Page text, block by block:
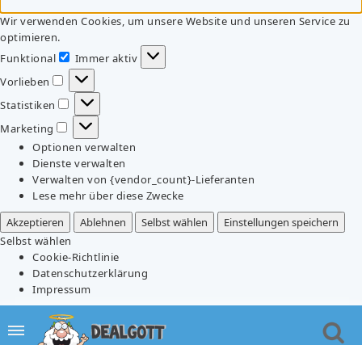
Wir verwenden Cookies, um unsere Website und unseren Service zu
optimieren.
Funktional
Funktional
Immer aktiv
Vorlieben
Vorlieben
Statistiken
Statistiken
Marketing
Marketing
Optionen verwalten
Dienste verwalten
Verwalten von {vendor_count}-Lieferanten
Lese mehr über diese Zwecke
Akzeptieren
Ablehnen Selbst wählen
Einstellungen speichern
Selbst wählen
Cookie-Richtlinie
Datenschutzerklärung
Impressum